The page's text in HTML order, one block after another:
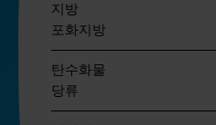
지방
포화지방
탄수화물
당류